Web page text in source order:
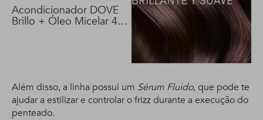
Acondicionador DOVE
Brillo + Óleo Micelar 400
Além disso, a linha possui um Sérum Fluido, que pode te
ajudar a estilizar e controlar o frizz durante a execução do
penteado.